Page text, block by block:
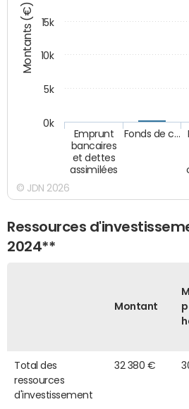
Montants (€)
Emprunt
bancaires
et dettes
assimilées
Fonds de c…
0k
5k
10k
15k
© JDN 2026
Ressources
2024**
Montant
Total des
ressources
d'investissement
32 380 €